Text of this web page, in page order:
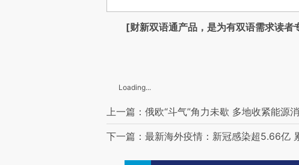
[财新双语通产品，是为有双语需求读者
Loading...
上一篇：俄欧“斗气”角力未歇 多地收紧能源
下一篇：最新海外疫情：新冠感染超5.66亿